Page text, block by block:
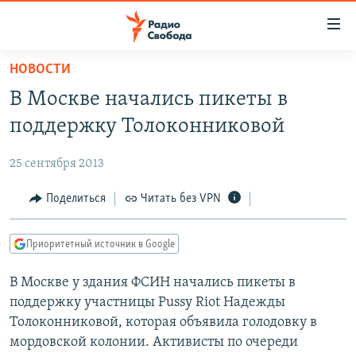
упрощенного
доступа
основному
Вернутся
главной
навигации
Вернутся
поиску
АВТОРСКИЕ ПРОЕКТЫ
ЦИТАТЫ СВОБОДЫ
МНЕНИЯ
IDEL.РЕАЛИИ
КАВКАЗ.РЕАЛИИ
СЕВЕР.РЕАЛИИ
СИБИРЬ.РЕАЛИИ
НОВОСТИ
В Москве начались пикеты в
поддержку Толоконниковой
25 сентября 2013
Поделиться Читать без VPN
Приоритетный источник в Google
В Москве у здания ФСИН начались пикеты в
поддержку участницы Pussy Riot Надежды
Толоконниковой, которая объявила голодовку в
мордовской колонии. Активисты по очереди